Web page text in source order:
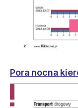
Pora nocna